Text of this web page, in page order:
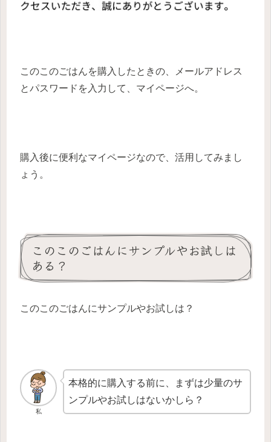
このこのごはんを購入したときの、メールアドレス
とパスワードを入力して、マイページへ。
購入後に便利なマイページなので、活用してみまし
ょう。
このこのごはんにサンプルやお試しは
ある？
このこのごはんにサンプルやお試しは？
私
本格的に購入する前に、まずは少量のサ
ンプルやお試しはないかしら？